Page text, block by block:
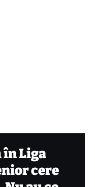
în Liga
cere